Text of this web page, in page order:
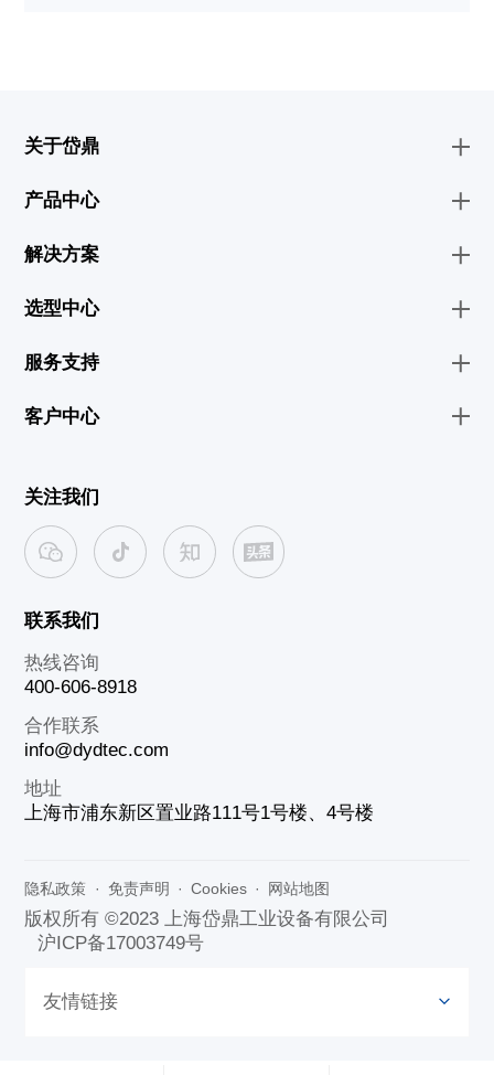
关于岱鼎
产品中心
解决方案
选型中心
服务支持
客户中心
关注我们
联系我们
热线咨询
400-606-8918
合作联系
info@dydtec.com
地址
上海市浦东新区置业路111号1号楼、4号楼
隐私政策 · 免责声明 · Cookies · 网站地图
版权所有 ©2023 上海岱鼎工业设备有限公司
沪ICP备17003749号
友情链接